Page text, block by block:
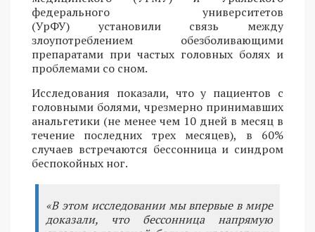
федерального университетов
(УрФУ) установили связь между
злоупотреблением обезболивающими
препаратами при частых головных болях и
проблемами со сном.
Исследования показали, что у пациентов с
головными болями, чрезмерно принимавших
анальгетики (не менее чем 10 дней в месяц в
течение последних трех месяцев), в 60%
случаев встречаются бессонница и синдром
беспокойных ног.
«В этом исследовании мы впервые в мире
доказали, что бессонница напрямую